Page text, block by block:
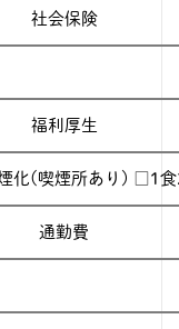
社会保険
福利厚生
(喫煙所あり) □1
通勤費